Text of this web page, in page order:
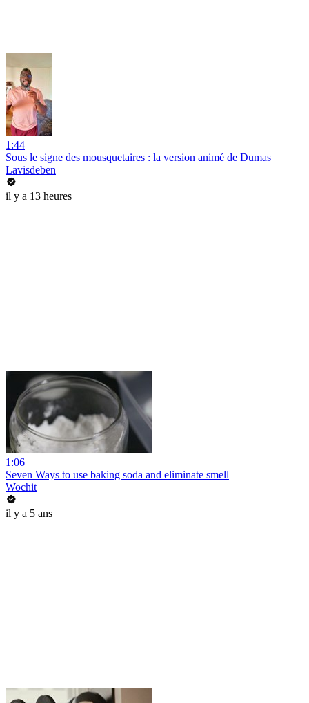
1:44
Sous le signe des mousquetaires : la version animé de Dumas
Lavisdeben
il y a 13 heures
1:06
Seven Ways to use baking soda and eliminate smell
Wochit
il y a 5 ans